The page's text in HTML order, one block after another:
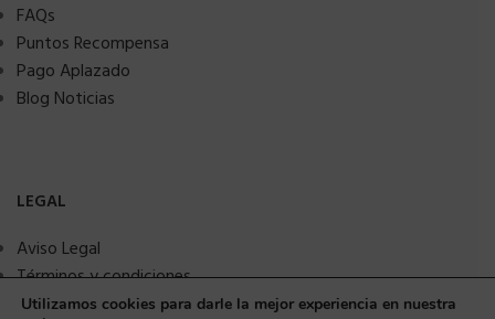
FAQs
Puntos Recompensa
Pago Aplazado
Blog Noticias
LEGAL
Aviso Legal
Términos y condiciones
Política de privacidad
Utilizamos cookies para darle la mejor experiencia en nuestra